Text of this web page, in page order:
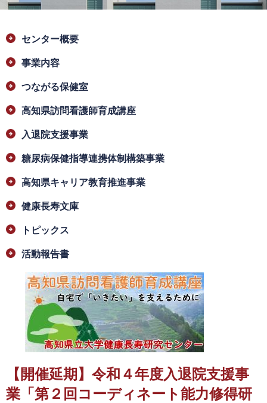
文
センター概要
事業内容
つながる保健室
高知県訪問看護師育成講座
入退院支援事業
糖尿病保健指導連携体制構築事業
高知県キャリア教育推進事業
健康長寿文庫
トピックス
活動報告書
【開催延期】令和４年度入退院支援事
業「第２回コーディネート能力修得研